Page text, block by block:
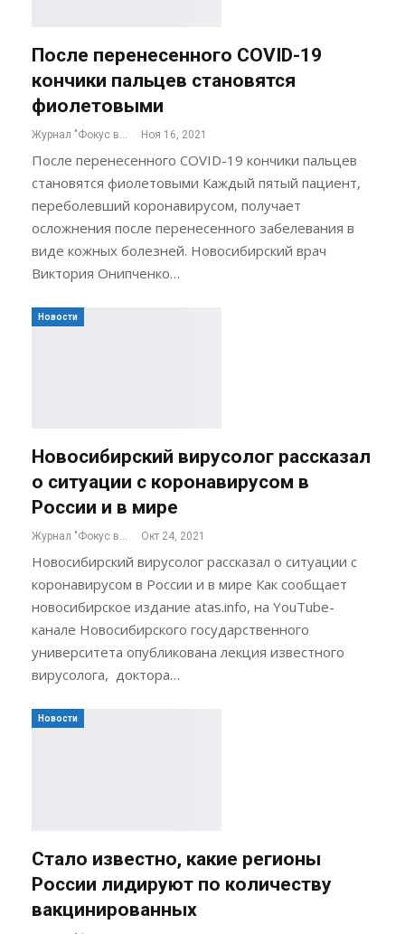
После перенесенного COVID-19
кончики пальцев становятся
фиолетовыми
Журнал "Фокус внимания" Ноя 16, 2021
После перенесенного COVID-19 кончики пальцев
становятся фиолетовыми Каждый пятый пациент,
переболевший коронавирусом, получает
осложнения после перенесенного забелевания в
виде кожных болезней. Новосибирский врач
Виктория Онипченко…
Новости
Новосибирский вирусолог рассказал
о ситуации с коронавирусом в
России и в мире
Журнал "Фокус внимания" Окт 24, 2021
Новосибирский вирусолог рассказал о ситуации с
коронавирусом в России и в мире Как сообщает
новосибирское издание atas.info, на YouTube-
канале Новосибирского государственного
университета опубликована лекция известного
вирусолога, доктора…
Новости
Стало известно, какие регионы
России лидируют по количеству
вакцинированных